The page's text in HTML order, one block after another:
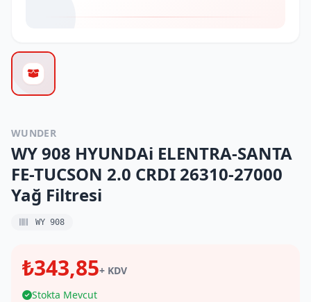
WUNDER
WY 908 HYUNDAi ELENTRA-SANTA
FE-TUCSON 2.0 CRDI 26310-27000
Yağ Filtresi
WY 908
₺343,85+ KDV
Stokta Mevcut